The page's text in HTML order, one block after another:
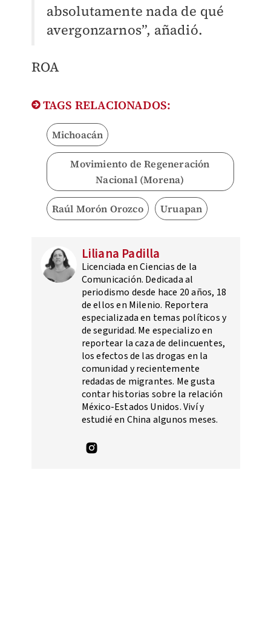
absolutamente nada de qué
avergonzarnos”, añadió.
ROA
TAGS RELACIONADOS:
Michoacán
Movimiento de Regeneración
Nacional (Morena)
Raúl Morón Orozco Uruapan
Liliana Padilla
Licenciada en Ciencias de la
Comunicación. Dedicada al
periodismo desde hace 20 años, 18
de ellos en Milenio. Reportera
especializada en temas políticos y
de seguridad. Me especializo en
reportear la caza de delincuentes,
los efectos de las drogas en la
comunidad y recientemente
redadas de migrantes. Me gusta
contar historias sobre la relación
México-Estados Unidos. Viví y
estudié en China algunos meses.